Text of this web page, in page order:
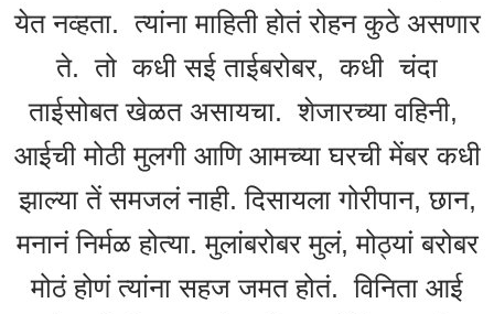
येत नव्हता. त्यांना माहिती होतं रोहन कुठे असणार
ते. तो कधी सई ताईबरोबर, कधी चंदा
ताईसोबत खेळत असायचा. शेजारच्या वहिनी,
आईची मोठी मुलगी आणि आमच्या घरची मेंबर कधी
झाल्या तें समजलं नाही. दिसायला गोरीपान, छान,
मनानं निर्मळ होत्या. मुलांबरोबर मुलं, मोठ्यां बरोबर
मोठं होणं त्यांना सहज जमत होतं. विनिता आई